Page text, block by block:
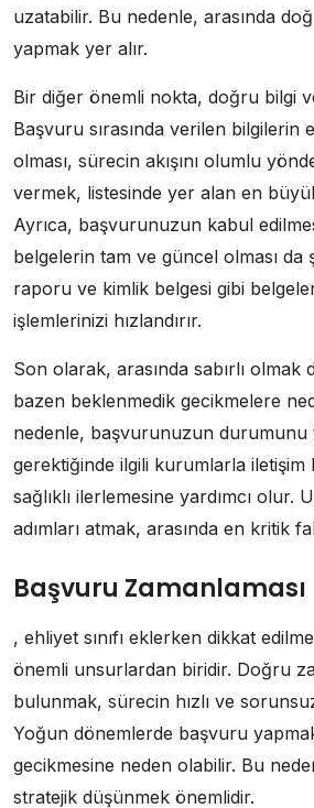
uzatabilir. Bu nedenle, arasında
yapmak yer alır.
Bir diğer önemli nokta, doğru bilgi
Başvuru sırasında verilen bilgilerin
olması, sürecin akışını olumlu
vermek, listesinde yer alan en
Ayrıca, başvurunuzun kabul
belgelerin tam ve güncel olması da
raporu ve kimlik belgesi gibi
işlemlerinizi hızlandırır.
Son olarak, arasında sabırlı olmak
bazen beklenmedik gecikmelere
nedenle, başvurunuzun durumunu
gerektiğinde ilgili kurumlarla
sağlıklı ilerlemesine yardımcı olur.
adımları atmak, arasında en kritik
Başvuru Zamanlaması
, ehliyet sınıfı eklerken dikkat
önemli unsurlardan biridir. Doğru
bulunmak, sürecin hızlı ve
Yoğun dönemlerde başvuru
gecikmesine neden olabilir. Bu
stratejik düşünmek önemlidir.